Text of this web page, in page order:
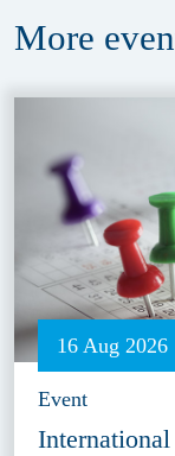
More
16 Aug 2026
Event